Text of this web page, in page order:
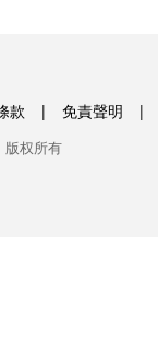
款 | 免責聲明 |
版权所有